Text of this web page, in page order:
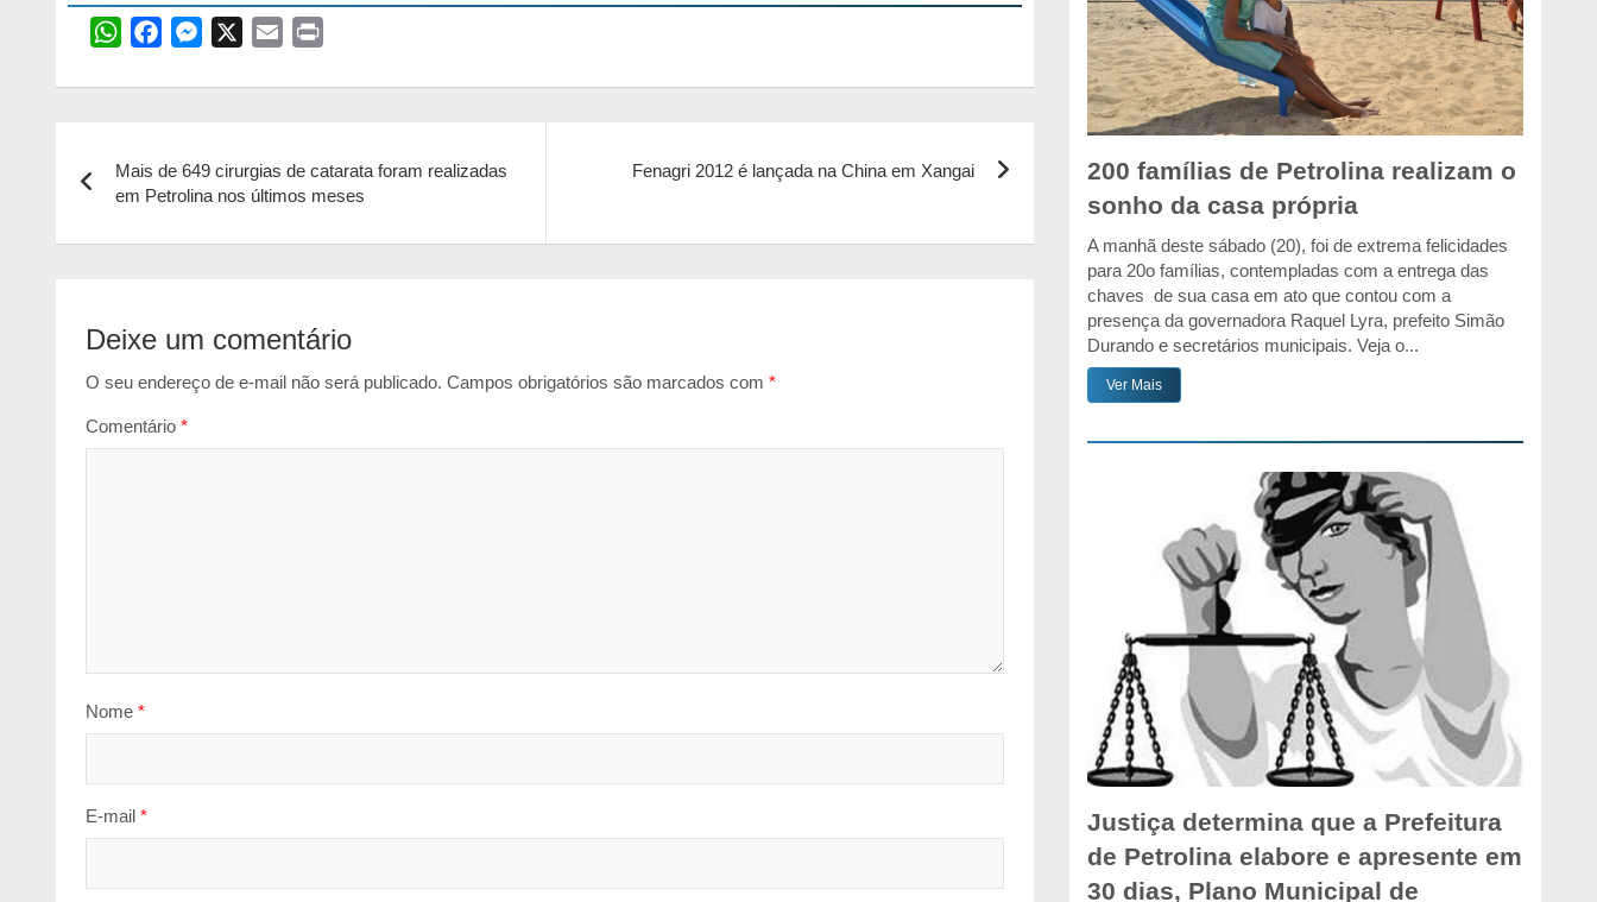
W
a
p
c
o
k
s
e
a
i
de
Post
Mais de 649 cirurgias de catarata foram realizadas
em Petrolina nos últimos meses
Fenagri 2012 é lançada na China em Xangai
Deixe um comentário
O seu endereço de e-mail não será publicado. Campos obrigatórios são marcados com *
Comentário *
Nome *
E-mail *
200 famílias de Petrolina realizam o
sonho da casa própria
A manhã deste sábado (20), foi de extrema felicidades
para 20o famílias, contempladas com a entrega das
chaves de sua casa em ato que contou com a
presença da governadora Raquel Lyra, prefeito Simão
Durando e secretários municipais. Veja o...
Ver Mais
Justiça determina que a Prefeitura
de Petrolina elabore e apresente em
30 dias, Plano Municipal de